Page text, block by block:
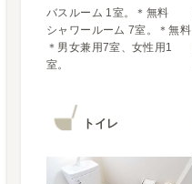
バスルーム 1室。＊無料
シャワールーム 7室。＊無料
＊男女兼用7室、女性用1
室。
トイレ